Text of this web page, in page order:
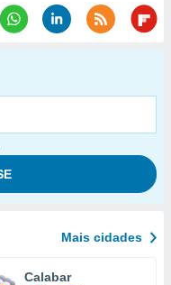
Mais cidades
Calabar